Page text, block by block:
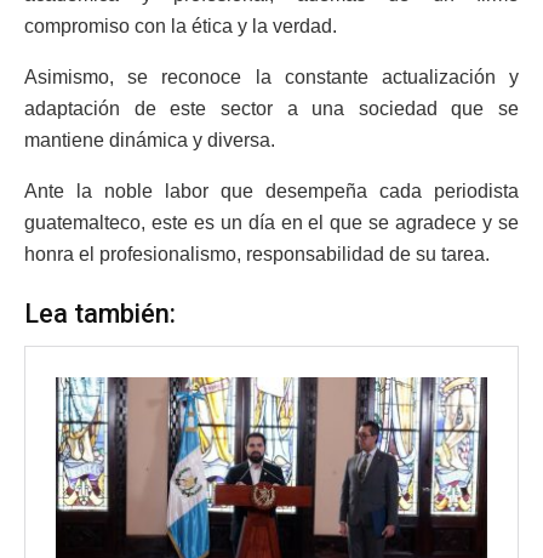
compromiso con la ética y la verdad.
Asimismo, se reconoce la constante actualización y
adaptación de este sector a una sociedad que se
mantiene dinámica y diversa.
Ante la noble labor que desempeña cada periodista
guatemalteco, este es un día en el que se agradece y se
honra el profesionalismo, responsabilidad de su tarea.
Lea también: